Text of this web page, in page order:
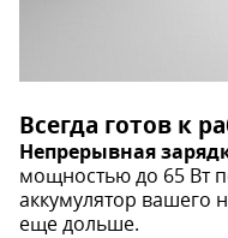
Всегда готов к
Непрерывная
мощностью до 65 Вт
аккумулятор вашего
еще дольше.